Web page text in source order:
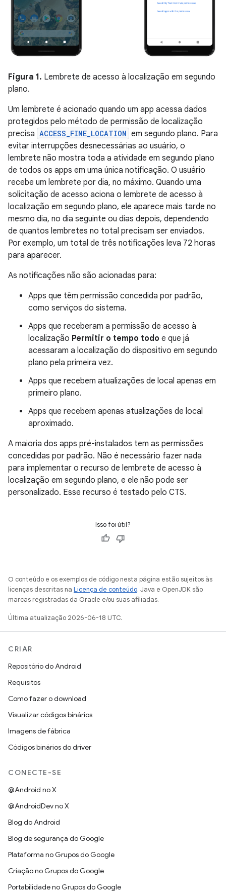
Figura 1. Lembrete de acesso à localização em segundo
plano.
Um lembrete é acionado quando um app acessa dados
protegidos pelo método de permissão de localização
precisa ACCESS_FINE_LOCATION em segundo plano. Para
evitar interrupções desnecessárias ao usuário, o
lembrete não mostra toda a atividade em segundo plano
de todos os apps em uma única notificação. O usuário
recebe um lembrete por dia, no máximo. Quando uma
solicitação de acesso aciona o lembrete de acesso à
localização em segundo plano, ele aparece mais tarde no
mesmo dia, no dia seguinte ou dias depois, dependendo
de quantos lembretes no total precisam ser enviados.
Por exemplo, um total de três notificações leva 72 horas
para aparecer.
As notificações não são acionadas para:
Apps que têm permissão concedida por padrão,
como serviços do sistema.
Apps que receberam a permissão de acesso à
localização Permitir o tempo todo e que já
acessaram a localização do dispositivo em segundo
plano pela primeira vez.
Apps que recebem atualizações de local apenas em
primeiro plano.
Apps que recebem apenas atualizações de local
aproximado.
A maioria dos apps pré-instalados tem as permissões
concedidas por padrão. Não é necessário fazer nada
para implementar o recurso de lembrete de acesso à
localização em segundo plano, e ele não pode ser
personalizado. Esse recurso é testado pelo CTS.
Isso foi útil?
O conteúdo e os exemplos de código nesta página estão sujeitos às
licenças descritas na Licença de conteúdo. Java e OpenJDK são
marcas registradas da Oracle e/ou suas afiliadas.
Última atualização 2026-06-18 UTC.
CRIAR
Repositório do Android
Requisitos
Como fazer o download
Visualizar códigos binários
Imagens de fábrica
Códigos binários do driver
CONECTE-SE
@Android no X
@AndroidDev no X
Blog do Android
Blog de segurança do Google
Plataforma no Grupos do Google
Criação no Grupos do Google
Portabilidade no Grupos do Google